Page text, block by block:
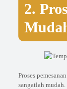
2.
Proses
sangatlah mudah.